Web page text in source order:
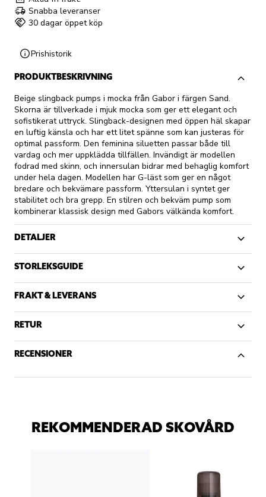
Snabba leveranser
30 dagar öppet köp
Prishistorik
PRODUKTBESKRIVNING
Beige slingback pumps i mocka från Gabor i färgen Sand.
Skorna är tillverkade i mjuk mocka som ger ett elegant och
sofistikerat uttryck. Slingback-designen med öppen häl skapar
en luftig känsla och har ett litet spänne som kan justeras för
optimal passform. Den feminina siluetten passar både till
vardag och mer uppklädda tillfällen. Invändigt är modellen
fodrad med skinn, och innersulan bidrar med behaglig komfort
under hela dagen. Modellen har G-läst som ger en något
bredare och bekvämare passform. Yttersulan i syntet ger
stabilitet och bra grepp. En stilren och bekväm pump som
kombinerar klassisk design med Gabors välkända komfort.
DETALJER
STORLEKSGUIDE
FRAKT & LEVERANS
RETUR
RECENSIONER
REKOMMENDERAD SKOVÅRD